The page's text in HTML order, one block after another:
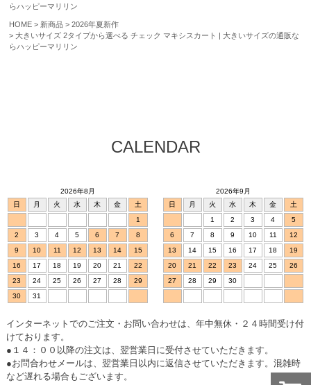
らハッピーマリリン
HOME 新商品
2026年夏新作
大きいサイズ 2タイプから選べる チェック マキシスカート | 大きいサイズの通販な
らハッピーマリリン
CALENDAR
2026年8月
日
月 火 水 木 金
土
1
2
3 4 5 6 7
8
9
10 11 12 13 14
15
16
17 18 19 20 21
22
23
24 25 26 27 28
29
30
31
2026年9月
日
月 火 水 木 金
土
1
2 3 4
5
6
7 8 9 10 11
12
13
14 15 16 17 18
19
20
21 22 23 24 25
26
27
28 29 30
インターネットでのご注文・お問い合わせは、年中無休・２４時間受け付
けております。
●１４：００以降の注文は、翌営業日に受付させていただきます。
●お問合わせメールは、翌営業日以内に返信させていただきます。混雑時
など遅れる場合もございます。